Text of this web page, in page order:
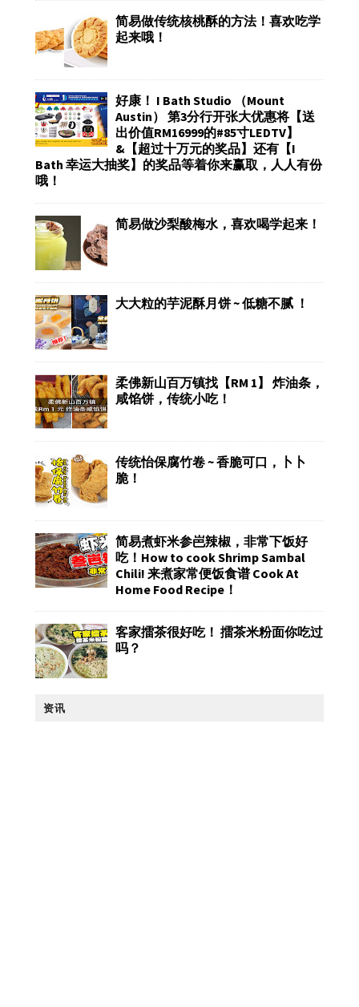
简易做传统核桃酥的方法！喜欢吃学
起来哦！
好康！ I Bath Studio （Mount
Austin） 第3分行开张大优惠将【送
出价值RM16999的#85寸LEDTV】
&【超过十万元的奖品】还有【I
Bath 幸运大抽奖】的奖品等着你来赢取，人人有份
哦！
简易做沙梨酸梅水，喜欢喝学起来！
大大粒的芋泥酥月饼 ~ 低糖不腻 ！
柔佛新山百万镇找【RM 1】 炸油条，
咸馅饼，传统小吃！
传统怡保腐竹卷 ~ 香脆可口，卜卜
脆！
简易煮虾米参岜辣椒，非常下饭好
吃！How to cook Shrimp Sambal
Chili! 来煮家常便饭食谱 Cook At
Home Food Recipe！
客家擂茶很好吃！ 擂茶米粉面你吃过
吗？
资讯